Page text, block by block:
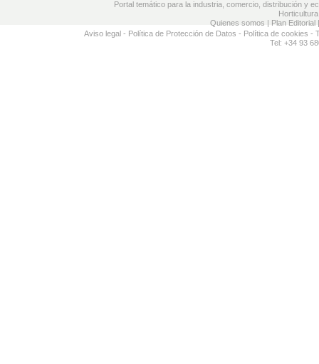
Portal temático para la industria, comercio, distribución y
Quienes somos
Plan Editorial
Aviso legal- Política de Protección de Datos - Política de cookies -
Tel: +34 93